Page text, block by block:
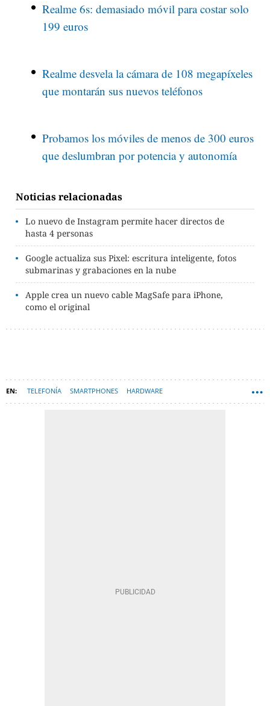
Realme 6s: demasiado móvil para costar solo
199 euros
Realme desvela la cámara de 108 megapíxeles
que montarán sus nuevos teléfonos
Probamos los móviles de menos de 300 euros
que deslumbran por potencia y autonomía
Noticias relacionadas
Lo nuevo de Instagram permite hacer directos de
hasta 4 personas
Google actualiza sus Pixel: escritura inteligente, fotos
submarinas y grabaciones en la nube
Apple crea un nuevo cable MagSafe para iPhone,
como el original
TELEFONÍA SMARTPHONES HARDWARE